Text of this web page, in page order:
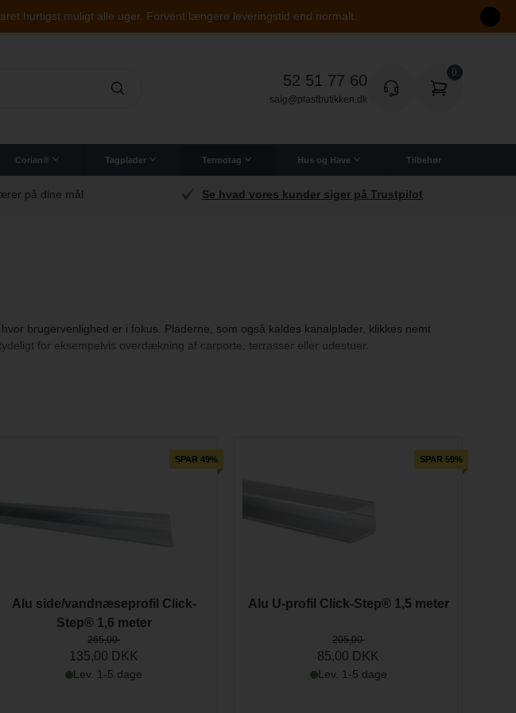
hurtigst muligt alle uger. Forvent længere leveringstid end normalt.
52 51 77 60
salg@plastbutikken.dk
Corian® Tagplader Termotag Hus og Have Tilbehør
på dine mål Se hvad vores kunder siger på Trustpilot
brugervenlighed er i fokus. Pladerne, som også kaldes kanalplader, klikkes nemt
for eksempelvis overdækning af carporte, terrasser eller udestuer.
SPAR 49%
Alu side/vandnæseprofil Click-
Step® 1,6 meter
265,00
135,00 DKK
Lev. 1-5 dage
SPAR 59%
Alu U-profil Click-Step® 1,5 meter
205,00
85,00 DKK
Lev. 1-5 dage